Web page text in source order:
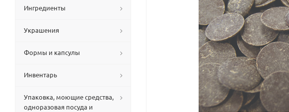
Ингредиенты
Украшения
Формы и капсулы
Инвентарь
Упаковка, моющие средства,
одноразовая посуда и